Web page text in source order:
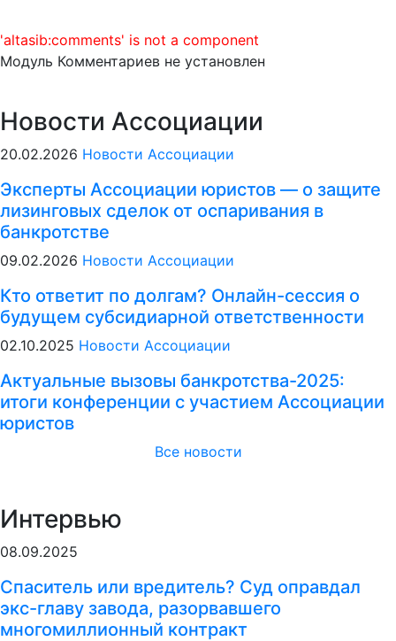
'altasib:comments' is not a component
Модуль Комментариев не установлен
Новости Ассоциации
20.02.2026 Новости Ассоциации
Эксперты Ассоциации юристов — о защите
лизинговых сделок от оспаривания в
банкротстве
09.02.2026 Новости Ассоциации
Кто ответит по долгам? Онлайн-сессия о
будущем субсидиарной ответственности
02.10.2025 Новости Ассоциации
Актуальные вызовы банкротства-2025:
итоги конференции с участием Ассоциации
юристов
Все новости
Интервью
08.09.2025
Спаситель или вредитель? Суд оправдал
экс-главу завода, разорвавшего
многомиллионный контракт